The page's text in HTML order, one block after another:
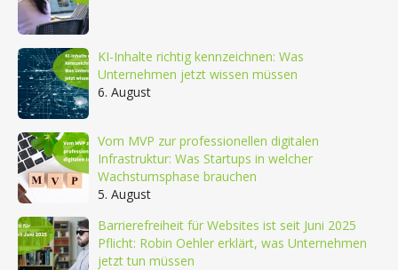
KI-Inhalte richtig kennzeichnen: Was
Unternehmen jetzt wissen müssen
6. August
Vom MVP zur professionellen digitalen
Infrastruktur: Was Startups in welcher
Wachstumsphase brauchen
5. August
Barrierefreiheit für Websites ist seit Juni 2025
Pflicht: Robin Oehler erklärt, was Unternehmen
jetzt tun müssen